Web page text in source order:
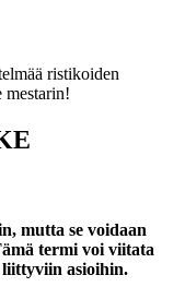
ristikoiden
mestarin!
mutta se voidaan
termi voi viitata
asioihin.